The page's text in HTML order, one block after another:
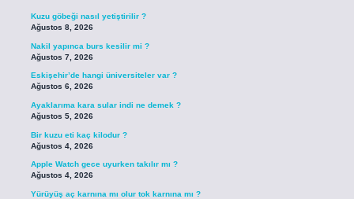
Kuzu göbeği nasıl yetiştirilir ?
Ağustos 8, 2026
Nakil yapınca burs kesilir mi ?
Ağustos 7, 2026
Eskişehir’de hangi üniversiteler var ?
Ağustos 6, 2026
Ayaklarıma kara sular indi ne demek ?
Ağustos 5, 2026
Bir kuzu eti kaç kilodur ?
Ağustos 4, 2026
Apple Watch gece uyurken takılır mı ?
Ağustos 4, 2026
Yürüyüş aç karnına mı olur tok karnına mı ?